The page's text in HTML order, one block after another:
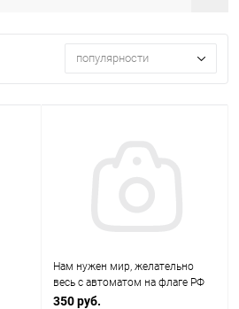
популярности
Нам нужен мир, желательно
весь с автоматом на флаге РФ
75х45 (черный габардин)
350 руб.